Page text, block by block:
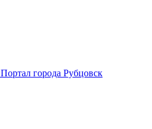
Портал города Рубцовск